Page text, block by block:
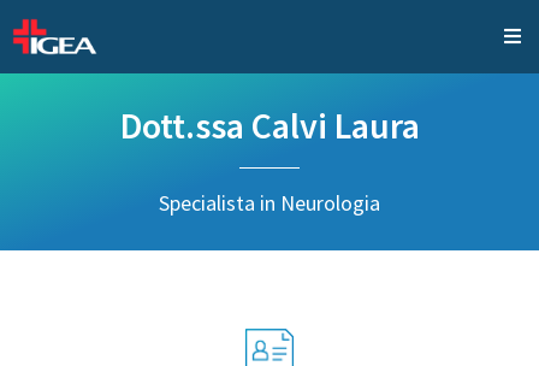
Dott.ssa Calvi Laura
Specialista in Neurologia